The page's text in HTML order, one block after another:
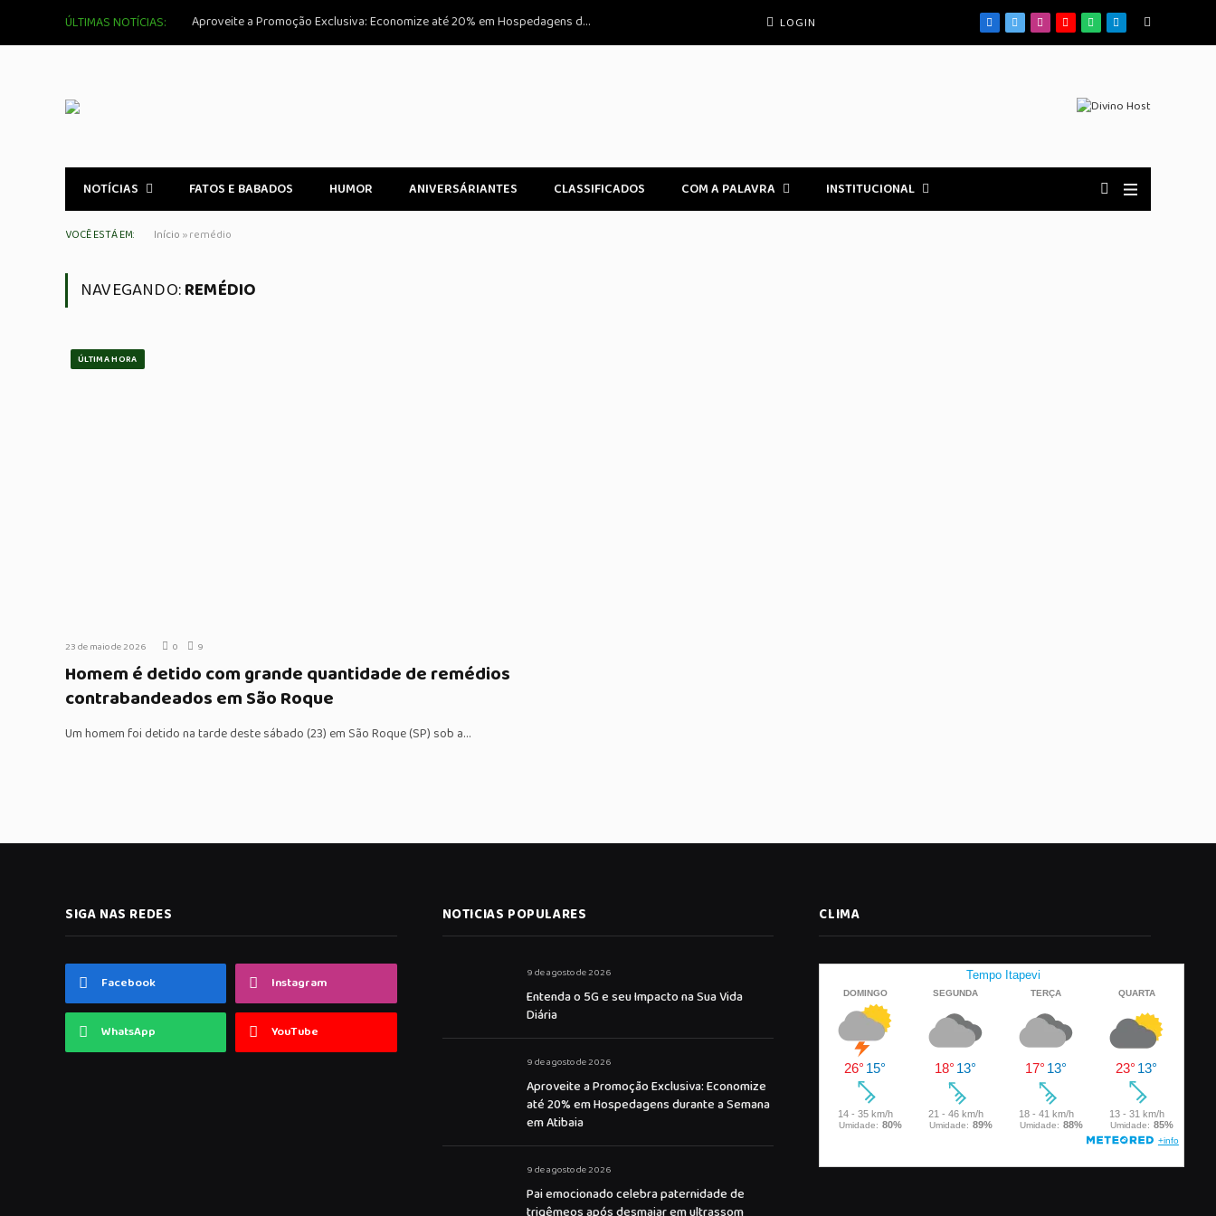
ÚLTIMAS NOTÍCIAS: Aproveite a Promoção Exclusiva: Economize até 20% em Hospedagens durante a Semana em Atibaia LOGIN Facebook
X
(Twitter)
Instagram
YouTubeWhatsApp
Telegrama
NOTÍCIAS FATOS E BABADOS HUMOR ANIVERSÁRIANTES CLASSIFICADOS COM A PALAVRA INSTITUCIONAL
VOCÊ ESTÁ EM: Início »remédio
NAVEGANDO:REMÉDIO
ÚLTIMA HORA
23 de maio de 2026 0 9
Homem é detido com grande quantidade de remédios
contrabandeados em São Roque
Um homem foi detido na tarde deste sábado (23) em São Roque (SP) sob a…
SIGA NAS REDES
Facebook Instagram
WhatsApp YouTube
NOTICIAS POPULARES
9 de agosto de 2026
Entenda o 5G e seu Impacto na Sua Vida
Diária
9 de agosto de 2026
Aproveite a Promoção Exclusiva: Economize
até 20% em Hospedagens durante a Semana
em Atibaia
9 de agosto de 2026
Pai emocionado celebra paternidade de
CLIMA